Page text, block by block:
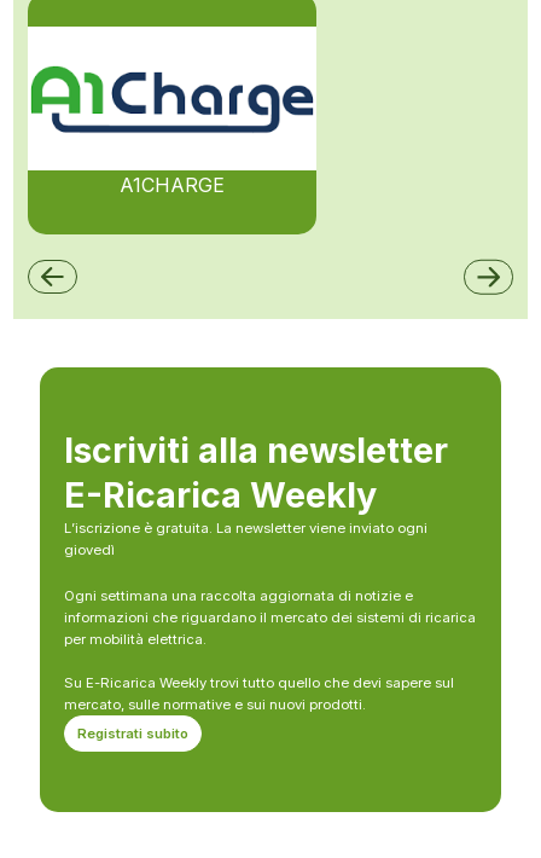
A1CHARGE
Iscriviti alla newsletter
E-Ricarica Weekly
L’iscrizione è gratuita. La newsletter viene inviato ogni
giovedì
Ogni settimana una raccolta aggiornata di notizie e
informazioni che riguardano il mercato dei sistemi di ricarica
per mobilità elettrica.
Su E-Ricarica Weekly trovi tutto quello che devi sapere sul
mercato, sulle normative e sui nuovi prodotti.
Registrati subito